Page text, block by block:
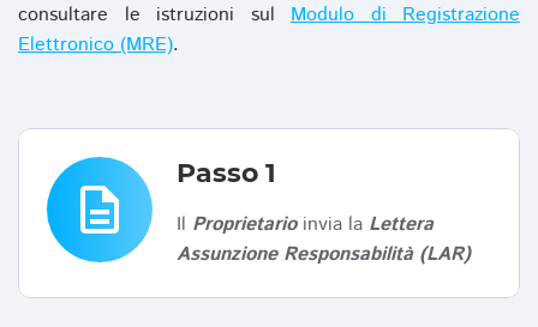
consultare le istruzioni sul Modulo di Registrazione
Elettronico (MRE).
description
Passo 1
Il Proprietarioinvia la Lettera
Assunzione Responsabilità (LAR)